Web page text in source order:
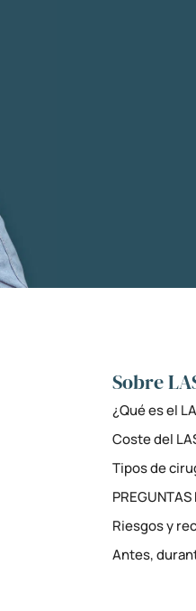
Sobre
¿Qué es el
Coste del
Tipos de
PREGUNTAS
Riesgos y
Antes,